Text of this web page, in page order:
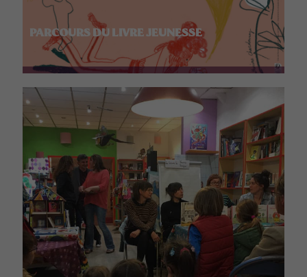
PARCOURS DU LIVRE JEUNESSE